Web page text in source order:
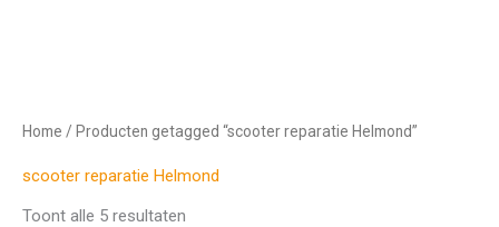
Home / Producten getagged “scooter reparatie Helmond”
scooter reparatie Helmond
Toont alle 5 resultaten